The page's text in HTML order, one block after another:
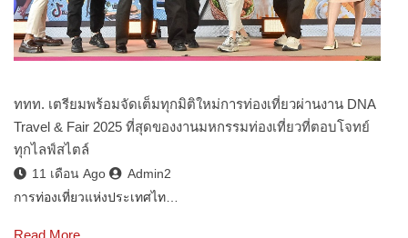
ททท. เตรียมพร้อมจัดเต็มทุกมิติใหม่การท่องเที่ยวผ่านงาน DNA
Travel & Fair 2025 ที่สุดของงานมหกรรมท่องเที่ยวที่ตอบโจทย์
ทุกไลฟ์สไตล์
11 เดือน Ago
Admin2
การท่องเที่ยวแห่งประเทศไท…